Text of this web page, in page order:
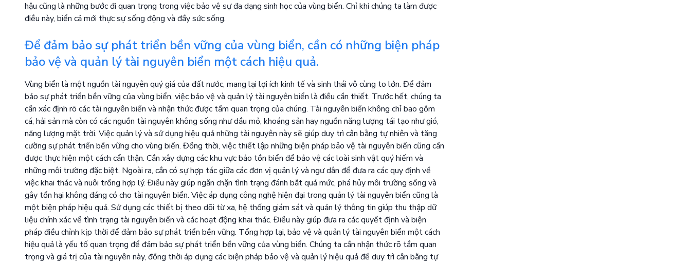
hậu cũng là những bước đi quan trọng trong việc bảo vệ sự đa dạng sinh học của vùng biển. Chỉ khi chúng ta làm được
điều này, biển cả mới thực sự sống động và đầy sức sống.
Để đảm bảo sự phát triển bền vững của vùng biển, cần có những biện pháp
bảo vệ và quản lý tài nguyên biển một cách hiệu quả.
Vùng biển là một nguồn tài nguyên quý giá của đất nước, mang lại lợi ích kinh tế và sinh thái vô cùng to lớn. Để đảm
bảo sự phát triển bền vững của vùng biển, việc bảo vệ và quản lý tài nguyên biển là điều cần thiết. Trước hết, chúng ta
cần xác định rõ các tài nguyên biển và nhận thức được tầm quan trọng của chúng. Tài nguyên biển không chỉ bao gồm
cá, hải sản mà còn có các nguồn tài nguyên không sống như dầu mỏ, khoáng sản hay nguồn năng lượng tái tạo như gió,
năng lượng mặt trời. Việc quản lý và sử dụng hiệu quả những tài nguyên này sẽ giúp duy trì cân bằng tự nhiên và tăng
cường sự phát triển bền vững cho vùng biển. Đồng thời, việc thiết lập những biện pháp bảo vệ tài nguyên biển cũng cần
được thực hiện một cách cẩn thận. Cần xây dựng các khu vực bảo tồn biển để bảo vệ các loài sinh vật quý hiếm và
những môi trường đặc biệt. Ngoài ra, cần có sự hợp tác giữa các đơn vị quản lý và ngư dân để đưa ra các quy định về
việc khai thác và nuôi trồng hợp lý. Điều này giúp ngăn chặn tình trạng đánh bắt quá mức, phá hủy môi trường sống và
gây tổn hại không đáng có cho tài nguyên biển. Việc áp dụng công nghệ hiện đại trong quản lý tài nguyên biển cũng là
một biện pháp hiệu quả. Sử dụng các thiết bị theo dõi từ xa, hệ thống giám sát và quản lý thông tin giúp thu thập dữ
liệu chính xác về tình trạng tài nguyên biển và các hoạt động khai thác. Điều này giúp đưa ra các quyết định và biện
pháp điều chỉnh kịp thời để đảm bảo sự phát triển bền vững. Tổng hợp lại, bảo vệ và quản lý tài nguyên biển một cách
hiệu quả là yếu tố quan trọng để đảm bảo sự phát triển bền vững của vùng biển. Chúng ta cần nhận thức rõ tầm quan
trọng và giá trị của tài nguyên này, đồng thời áp dụng các biện pháp bảo vệ và quản lý hiệu quả để duy trì cân bằng tự